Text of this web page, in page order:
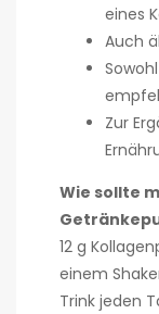
eines
Auch
Zur
Wie sollte
12 g
einem
Trink jeden